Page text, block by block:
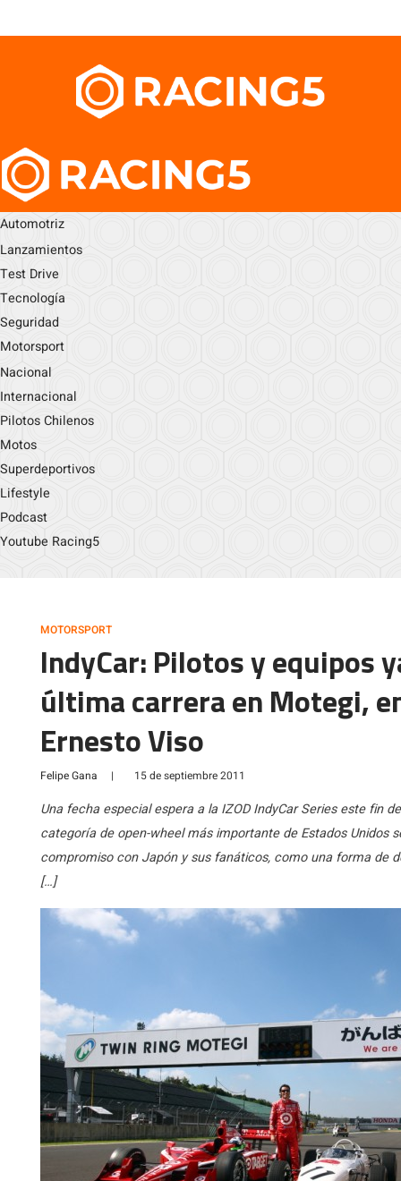
Automotriz
Lanzamientos
Test Drive
Tecnología
Seguridad
Motorsport
Nacional
Internacional
Pilotos Chilenos
Motos
Superdeportivos
Lifestyle
Podcast
Youtube Racing5
MOTORSPORT
IndyCar: Pilotos y equipos
última carrera en Motegi,
Ernesto Viso
Felipe Gana | 15 de septiembre 2011
Una fecha especial espera a la IZOD IndyCar Series este fin
categoría de open-wheel más importante de Estados Unidos
compromiso con Japón y sus fanáticos, como una forma de
[…]